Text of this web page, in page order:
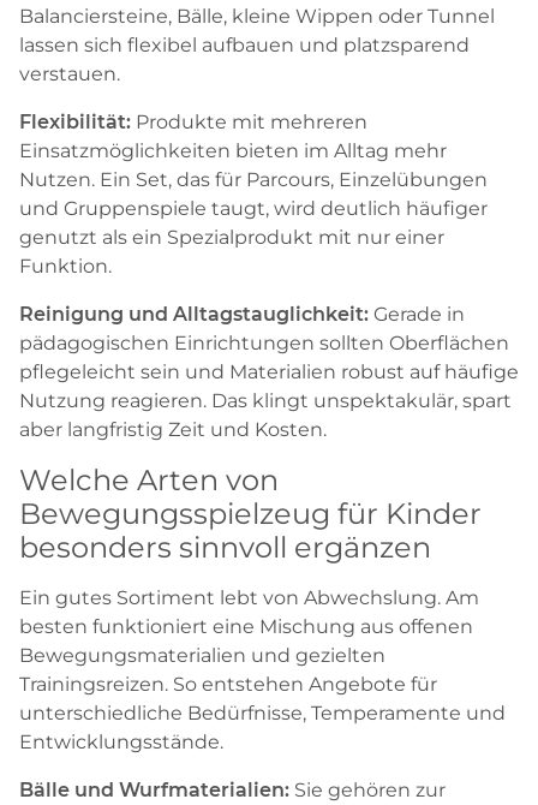
Balanciersteine, Bälle, kleine Wippen oder Tunnel
lassen sich flexibel aufbauen und platzsparend
verstauen.
Flexibilität: Produkte mit mehreren
Einsatzmöglichkeiten bieten im Alltag mehr
Nutzen. Ein Set, das für Parcours, Einzelübungen
und Gruppenspiele taugt, wird deutlich häufiger
genutzt als ein Spezialprodukt mit nur einer
Funktion.
Reinigung und Alltagstauglichkeit: Gerade in
pädagogischen Einrichtungen sollten Oberflächen
pflegeleicht sein und Materialien robust auf häufige
Nutzung reagieren. Das klingt unspektakulär, spart
aber langfristig Zeit und Kosten.
Welche Arten von
Bewegungsspielzeug für Kinder
besonders sinnvoll ergänzen
Ein gutes Sortiment lebt von Abwechslung. Am
besten funktioniert eine Mischung aus offenen
Bewegungsmaterialien und gezielten
Trainingsreizen. So entstehen Angebote für
unterschiedliche Bedürfnisse, Temperamente und
Entwicklungsstände.
Bälle und Wurfmaterialien: Sie gehören zur